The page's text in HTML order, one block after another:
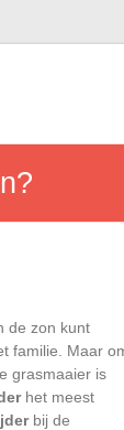
de zon kunt
familie. Maar
grasmaaier is
het meest
bij de